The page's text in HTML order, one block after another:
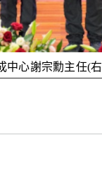
中心謝宗勳主任(右